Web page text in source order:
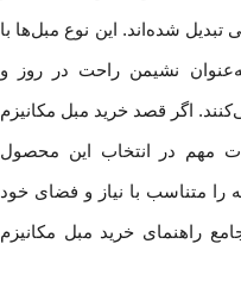
شده‌اند. این نوع مبل‌ها با
نشیمن راحت در روز و
اگر قصد خرید مبل مکانیزم
مهم در انتخاب این محصول
را متناسب با نیاز و فضای خود
راهنمای خرید مبل مکانیزم